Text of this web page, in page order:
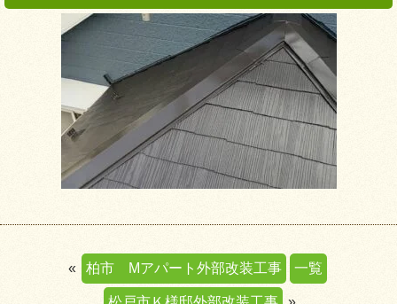
« 柏市 Mアパート外部改装工事 一覧